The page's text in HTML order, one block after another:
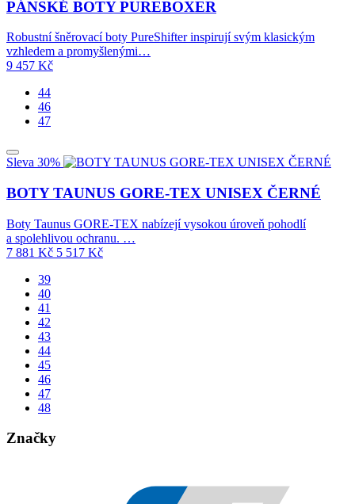
PÁNSKÉ BOTY PUREBOXER
Robustní šněrovací boty PureShifter inspirují svým klasickým
vzhledem a promyšlenými…
9 457 Kč
44
46
47
Sleva 30%
BOTY TAUNUS GORE-TEX UNISEX ČERNÉ
Boty Taunus GORE-TEX nabízejí vysokou úroveň pohodlí
a spolehlivou ochranu. …
7 881 Kč 5 517 Kč
39
40
41
42
43
44
45
46
47
48
Značky